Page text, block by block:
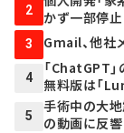
2
かず一部停
3 Gmail、他社
4
「ChatGPT
無料版は「
5
手術中の大
の動画に反響